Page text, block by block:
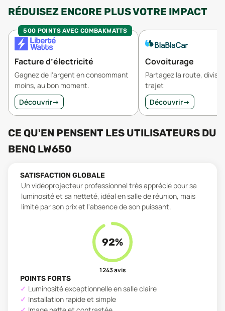
RÉDUISEZ ENCORE PLUS VOTRE IMPACT
500 POINTS AVEC COMBAKWATTS
Facture d’électricité
Gagnez de l'argent en consommant
moins, au bon moment.
Découvrir→
Covoiturage
Partagez la route,
trajet
Découvrir→
CE QU'EN PENSENT LES UTILISATEURS DU
BENQ LW650
SATISFACTION GLOBALE
Un vidéoprojecteur professionnel très apprécié pour sa
luminosité et sa netteté, idéal en salle de réunion, mais
limité par son prix et l'absence de son puissant.
92%
1 243avis
POINTS FORTS
Luminosité exceptionnelle en salle claire
Installation rapide et simple